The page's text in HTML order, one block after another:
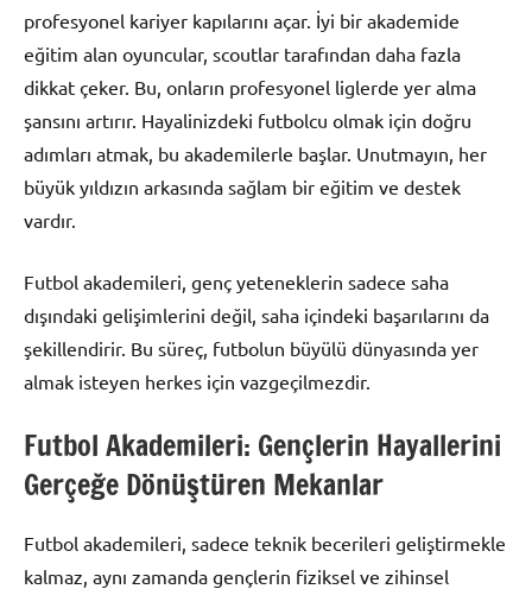
profesyonel kariyer kapılarını açar. İyi bir akademide
eğitim alan oyuncular, scoutlar tarafından daha fazla
dikkat çeker. Bu, onların profesyonel liglerde yer alma
şansını artırır. Hayalinizdeki futbolcu olmak için doğru
adımları atmak, bu akademilerle başlar. Unutmayın, her
büyük yıldızın arkasında sağlam bir eğitim ve destek
vardır.
Futbol akademileri, genç yeteneklerin sadece saha
dışındaki gelişimlerini değil, saha içindeki başarılarını da
şekillendirir. Bu süreç, futbolun büyülü dünyasında yer
almak isteyen herkes için vazgeçilmezdir.
Futbol Akademileri: Gençlerin Hayallerini
Gerçeğe Dönüştüren Mekanlar
Futbol akademileri, sadece teknik becerileri geliştirmekle
kalmaz, aynı zamanda gençlerin fiziksel ve zihinsel